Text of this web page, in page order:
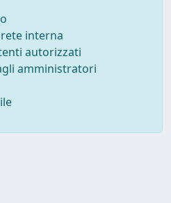
interna
autorizzati
amministratori